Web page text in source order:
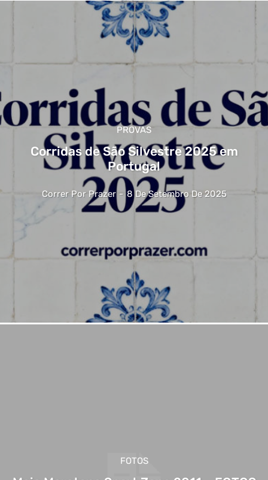
PROVAS
Corridas de São Silvestre 2025 em
Portugal
Correr Por Prazer - 8 De Setembro De 2025
FOTOS